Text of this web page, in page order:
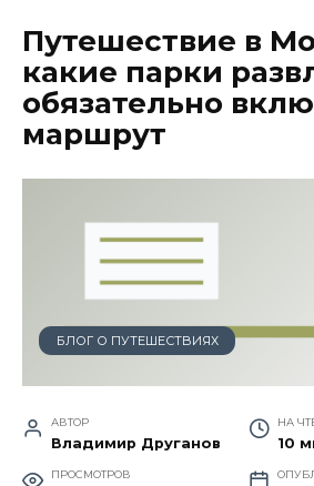
Путешествие в
какие парки
обязательно
маршрут
БЛОГ О ПУТЕШЕСТВИЯХ
АВТОР
Владимир Друганов
НА
10
ПРОСМОТРОВ